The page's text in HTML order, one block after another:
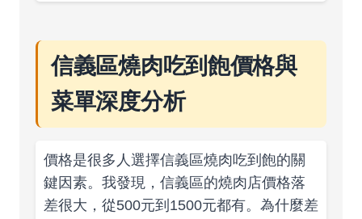
信義區燒肉吃到飽價格與
菜單深度分析
價格是很多人選擇信義區燒肉吃到飽的關
鍵因素。我發現，信義區的燒肉店價格落
差很大，從500元到1500元都有。為什麼差